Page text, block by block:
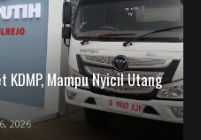
Mampu Nyicil Utang
2026